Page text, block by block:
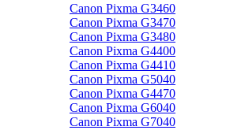
Canon Pixma G3460
Canon Pixma G3470
Canon Pixma G3480
Canon Pixma G4400
Canon Pixma G4410
Canon Pixma G5040
Canon Pixma G4470
Canon Pixma G6040
Canon Pixma G7040